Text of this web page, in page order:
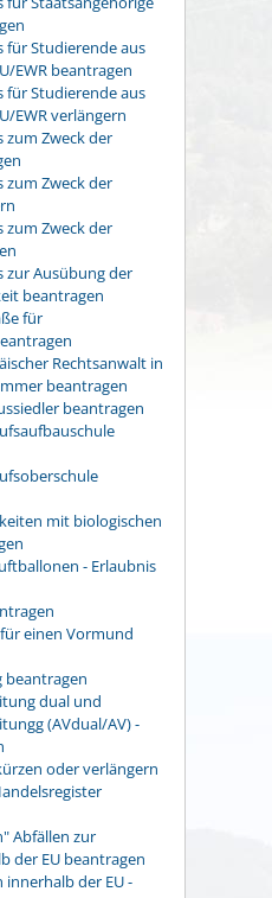
Studierende aus
EWR beantragen
Studierende aus
EWR verlängern
Zweck der
Zweck der
Zweck der
zur Ausübung der
beantragen
für
Rechtsanwalt in
beantragen
beantragen
mit biologischen
- Erlaubnis
einen Vormund
beantragen
dual und
(AVdual/AV) -
oder verlängern
Abfällen zur
der EU beantragen
der EU -